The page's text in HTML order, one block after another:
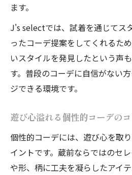
ます。
J's selectでは、試着を通じてス
ったコーデ提案をしてくれるた
いスタイルを発見したという声
す。普段のコーデに自信がない
ジできる環境です。
遊び心溢れる個性的コーデの
個性的コーデには、遊び心を取
イントです。蔵前ならではのセ
や形、柄に工夫を凝らしたアイ